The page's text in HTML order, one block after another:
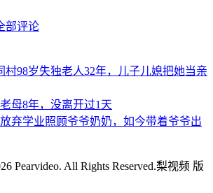
部评论
村98岁失独老人32年，儿子儿媳把她当亲
母8年，没离开过1天
弃学业照顾爷爷奶奶，如今带着爷爷出
Pearvideo. All Rights Reserved.梨视频 版